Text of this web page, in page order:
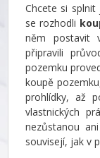
Chcete si
se rozhodli
něm postavit
připravili
pozemku
koupě
prohlídky, až
vlastnických
nezůstanou
souvisejí, jak v